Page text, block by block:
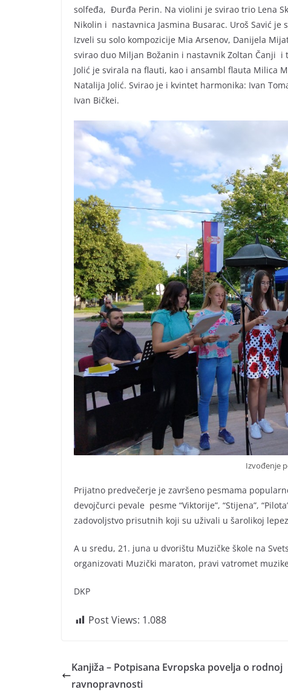
solfeđa, Đurđa Perin. Na violini je svirao trio Lena
Nikolin i nastavnica Jasmina Busarac. Uroš Savić
Izveli su solo kompozicije Mia Arsenov, Danijela
svirao duo Miljan Božanin i nastavnik Zoltan Čanji i
Jolić je svirala na flauti, kao i ansambl flauta Milica
Natalija Jolić. Svirao je i kvintet harmonika: Ivan
Ivan Bičkei.
Izvođenje
Prijatno predvečerje je završeno pesmama
devojčurci pevale pesme “Viktorije”, “Stijena”,
zadovoljstvo prisutnih koji su uživali u šarolikoj
A u sredu, 21. juna u dvorištu Muzičke škole na
organizovati Muzički maraton, pravi vatromet
DKP
Post Views: 1.088
Kanjiža – Potpisana Evropska povelja o rodnoj
ravnopravnosti